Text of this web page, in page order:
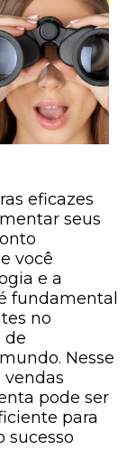
eficazes
seus
você
e a
fundamental
no
de
Nesse
pode ser
para
sucesso